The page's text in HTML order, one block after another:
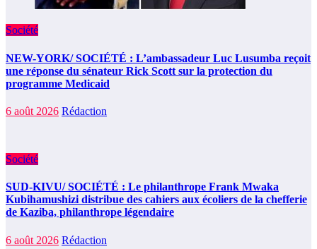
Société
NEW-YORK/ SOCIÉTÉ : L’ambassadeur Luc Lusumba reçoit
une réponse du sénateur Rick Scott sur la protection du
programme Medicaid
6 août 2026 Rédaction
Société
SUD-KIVU/ SOCIÉTÉ : Le philanthrope Frank Mwaka
Kubihamushizi distribue des cahiers aux écoliers de la chefferie
de Kaziba, philanthrope légendaire
6 août 2026 Rédaction